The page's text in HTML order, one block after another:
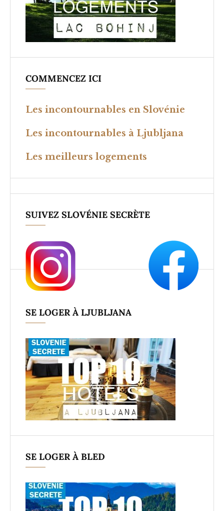
COMMENCEZ ICI
Les incontournables en Slovénie
Les incontournables à Ljubljana
Les meilleurs logements
SUIVEZ SLOVÉNIE SECRÈTE
SE LOGER À LJUBLJANA
SE LOGER À BLED